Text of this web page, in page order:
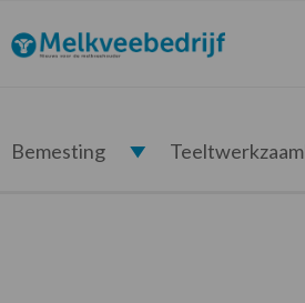
de
hoofdnavigatie
de
hoofd
de
eerste
de
voettekst
Melkveebedrijf.nl
Bemesting